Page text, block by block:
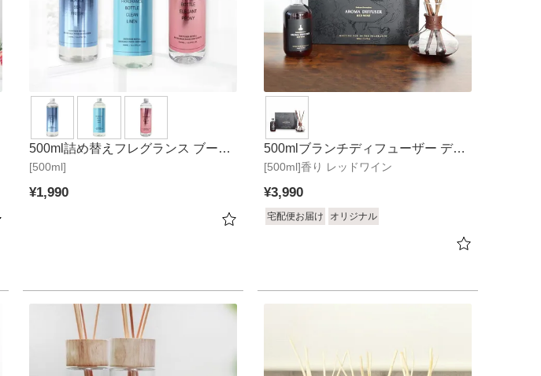
[500ml]
500ml詰め替えフレグランス ブーケ
2
¥1,990
[500ml]香り レッドワイン
500mlブランチディフューザー デキ
ャンタ
¥3,990
宅配便お届け オリジナル